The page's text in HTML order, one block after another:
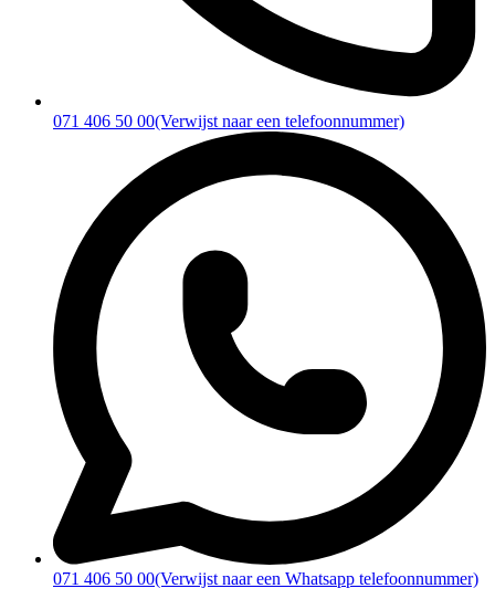
071 406 50 00(Verwijst naar een telefoonnummer)
071 406 50 00(Verwijst naar een Whatsapp telefoonnummer)